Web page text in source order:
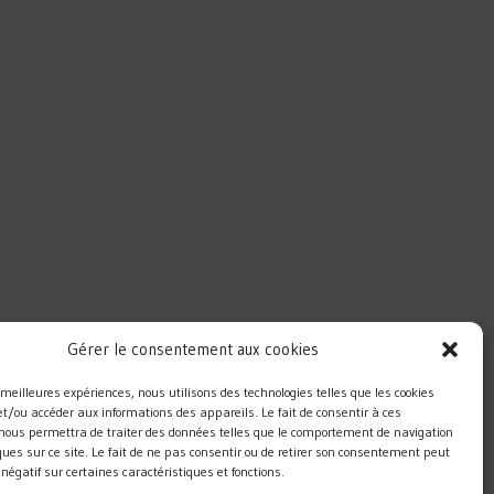
Gérer le consentement aux cookies
expériences, nous utilisons des technologies telles que les cookies
ou accéder aux informations des appareils. Le fait de consentir à ces
permettra de traiter des données telles que le comportement de navigation
sur ce site. Le fait de ne pas consentir ou de retirer son consentement peut
sur certaines caractéristiques et fonctions.